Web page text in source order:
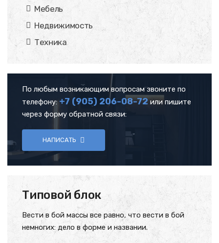
Мебель
Недвижимость
Техника
По любым возникающим вопросам звоните по
телефону:+7 (905) 206-08-72 или пишите
через форму обратной связи:
НАПИСАТЬ
Типовой блок
Вести в бой массы все равно, что вести в бой
немногих: дело в форме и названии.